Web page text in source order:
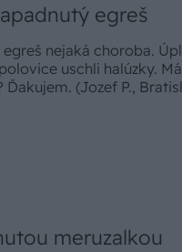
egreš
nejaká choroba.
uschli halúzky.
(Jozef P.,
meruzalkou